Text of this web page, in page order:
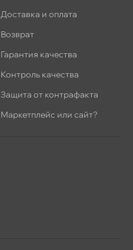
Доставка и оплата
озврат
Гарантия качества
Контроль качества
Защита от контрафакта
Маркетплейс или сайт?